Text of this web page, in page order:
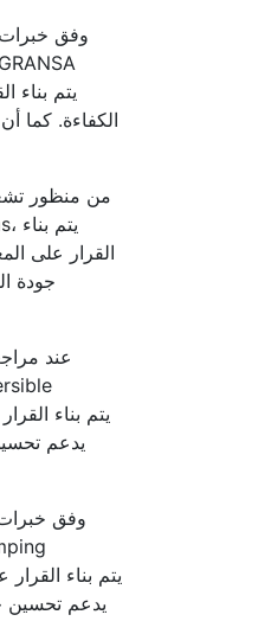
وفق
الكفاءة. كما
من منظور
القرار على
جودة
عند
يدعم
وفق
يدعم تحسين